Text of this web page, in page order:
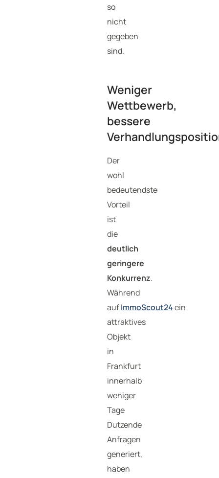
so
nicht
gegeben
sind.
Weniger
Wettbewerb,
bessere
Der
wohl
bedeutendste
Vorteil
ist
die
deutlich
geringere
Konkurrenz.
Während
aufImmoScout24ein
attraktives
Objekt
in
Frankfurt
innerhalb
weniger
Tage
Dutzende
Anfragen
generiert,
haben